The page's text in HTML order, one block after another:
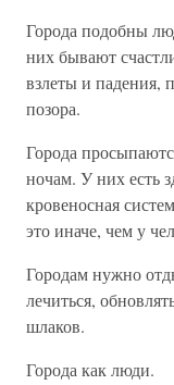
Города подобны
них бывают
взлеты и падения,
позора.
Города
ночам. У них есть
кровеносная
это иначе, чем у
Городам нужно
лечиться,
шлаков.
Города как люди.